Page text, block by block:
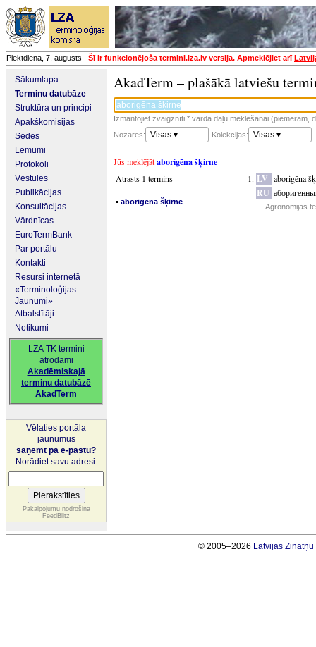
Piektdiena, 7. augusts Šī ir funkcionējoša termini.lza.lv versija. Apmeklējiet arī
Sākumlapa
Terminu datubāze
Struktūra un principi
Apakškomisijas
Sēdes
Lēmumi
Protokoli
Vēstules
Publikācijas
Konsultācijas
Vārdnīcas
EuroTermBank
Par portālu
Kontakti
Resursi internetā
«Terminoloģijas
Jaunumi»
Atbalstītāji
Notikumi
LZA TK termini
atrodami
Akadēmiskajā
terminu datubāzē
AkadTerm
Vēlaties portāla
jaunumus
saņemt pa e-pastu?
Norādiet savu adresi:
Pakalpojumu nodrošina
FeedBlitz
AkadTerm – plašākā latviešu
Izmantojiet zvaigznīti * vārda daļu meklēšanai (piemēram,
Nozares:
Visas ▾ Kolekcijas: Visas ▾
Jūs meklējātaborigēna šķirne
Atrasts 1 termins
▪ aborigēna šķirne
LV aborigēna
RU
Agronomijas
© 2005–2026 Latvijas